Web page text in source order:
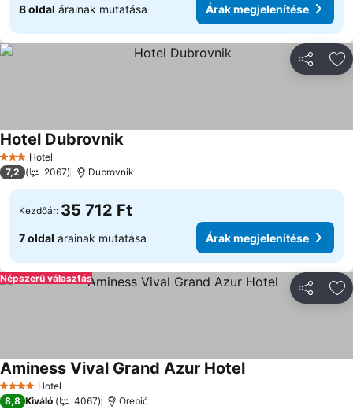
8 oldal árainak mutatása Árak megjelenítése
3 Kategória
Hotel
Hotel DubrovnikÁrak megjelenítése
7,2 2067 Dubrovnik
Kezdőár: 35 712 Ft
7 oldal árainak mutatása Árak megjelenítése
Népszerű választás
4 KategóriaHotel
Aminess Vival Grand Azur HotelÁrak
8,8 Kiváló 4067 Orebić